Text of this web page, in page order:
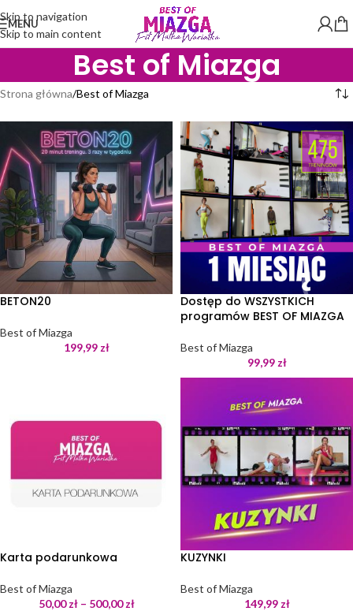
Skip to navigation
Skip to main content
MENU
Best of Miazga
Strona główna Best of Miazga
BETON20
Best of Miazga
199,99 zł
Dostęp do WSZYSTKICH
programów BEST OF MIAZGA
Best of Miazga
99,99 zł
Karta podarunkowa
Best of Miazga
50,00zł – 500,00zł
KUZYNKI
Best of Miazga
149,99 zł